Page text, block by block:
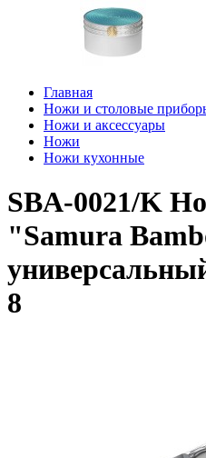
Главная
Ножи и столовые
Ножи и аксессуары
Ножи
Ножи кухонные
SBA-0021/K
"Samura
8